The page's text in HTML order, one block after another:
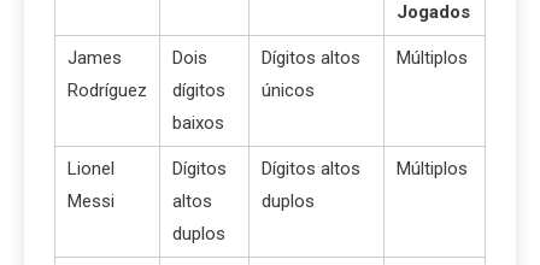
Jogados
James
Rodríguez
Dois
dígitos
baixos
Dígitos altos
únicos
Múltiplos
Lionel
Messi
Dígitos
altos
duplos
Dígitos altos
duplos
Múltiplos